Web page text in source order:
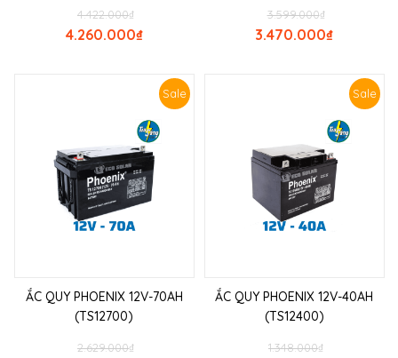
₫
4.422.000
₫
4.260.000
₫
3.599.000
₫
3.470.000
Sale
ẮC QUY PHOENIX 12V-70AH
(TS12700)
₫
2.629.000
Sale
ẮC QUY PHOENIX 12V-40AH
(TS12400)
₫
1.348.000